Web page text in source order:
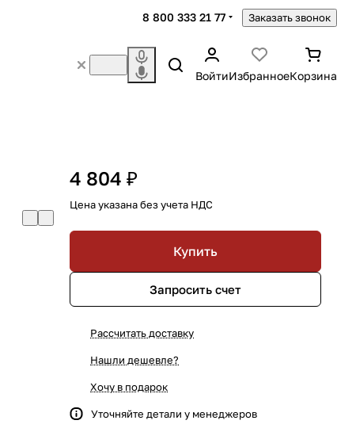
8 800 333 21 77 Заказать звонок
ВойтиИзбранноеКорзина
4 804 ₽
Цена указана без учета НДС
Купить
Запросить счет
Рассчитать доставку
Нашли дешевле?
Хочу в подарок
Уточняйте детали у менеджеров